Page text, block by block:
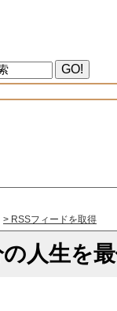
> RSSフィードを取得
人生を